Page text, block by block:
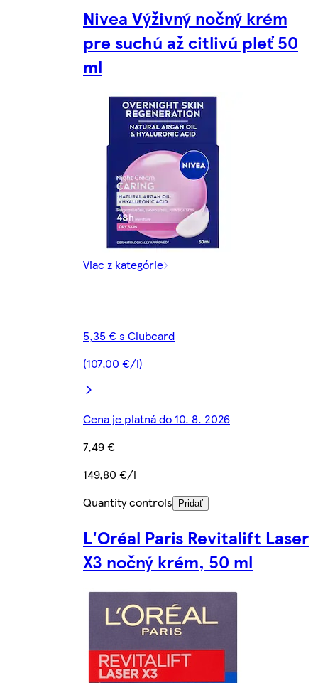
Nivea Výživný nočný krém
pre suchú až citlivú pleť 50
ml
Viac z kategórie
5,35 € s Clubcard
(107,00 €/l)
Cena je platná do 10. 8. 2026
7,49 €
149,80 €/l
Quantity controls
Pridať
L'Oréal Paris Revitalift Laser
X3 nočný krém, 50 ml